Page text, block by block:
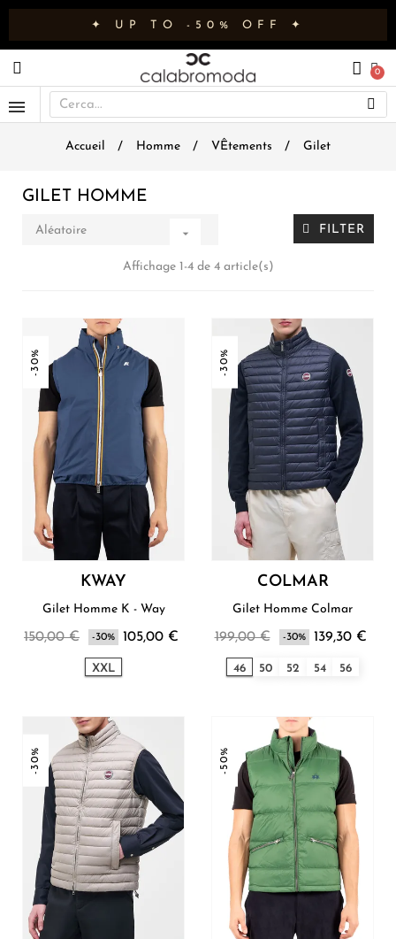
✦ UP TO -50% OFF ✦
Accueil Homme VÊtements Gilet
GILET HOMME
Aléatoire  FILTER
Affichage 1-4 de 4 article(s)
-30%
KWAY
Gilet Homme K - Way
150,00 € -30% 105,00 €
XXL
-30%
COLMAR
Gilet Homme Colmar
199,00 € -30% 139,30 €
46 50 52 54 56
-30% -50%